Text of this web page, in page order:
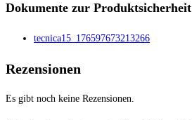
Dokumente zur Produktsicherheit
tecnica15_176597673213266
Rezensionen
Es gibt noch keine Rezensionen.